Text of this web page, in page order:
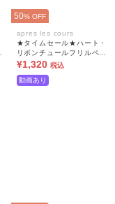
50% OFF
apres les cours
★タイムセール★ハート・
リボンチュールフリルペプ
ラムトップス
¥1,320 税込
動画あり